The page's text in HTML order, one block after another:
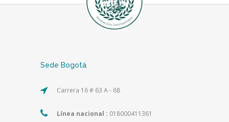
Sede Bogotá
Carrera 16 # 63 A - 68
Línea nacional : 018000411361